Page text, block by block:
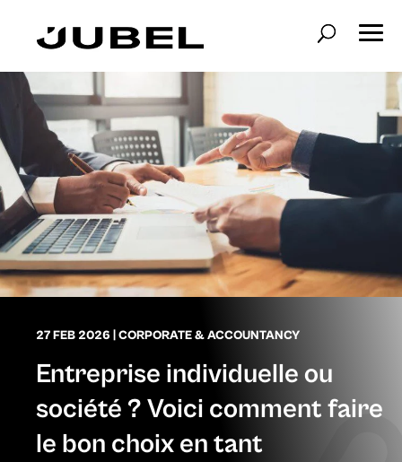
27 FEB 2026 CORPORATE & ACCOUNTANCY
Entreprise individuelle ou
société ? Voici comment faire
le bon choix en tant